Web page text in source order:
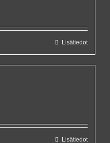
Lisätiedot
Lisätiedot